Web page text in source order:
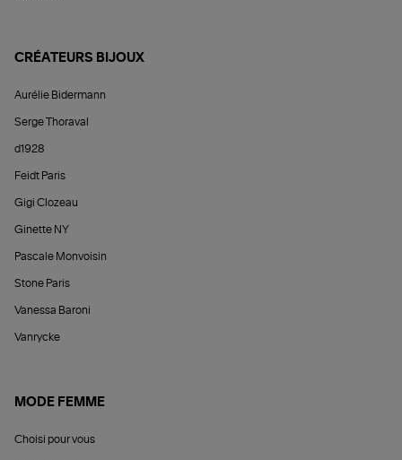
CRÉATEURS BIJOUX
Aurélie Bidermann
Serge Thoraval
d1928
Feidt Paris
Gigi Clozeau
Ginette NY
Pascale Monvoisin
Stone Paris
Vanessa Baroni
Vanrycke
MODE FEMME
Choisi pour vous